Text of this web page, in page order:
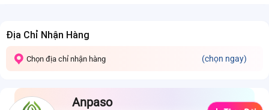
Địa Chỉ Nhận Hàng
Chọn địa chỉ nhận hàng (chọn ngay)
Anpaso